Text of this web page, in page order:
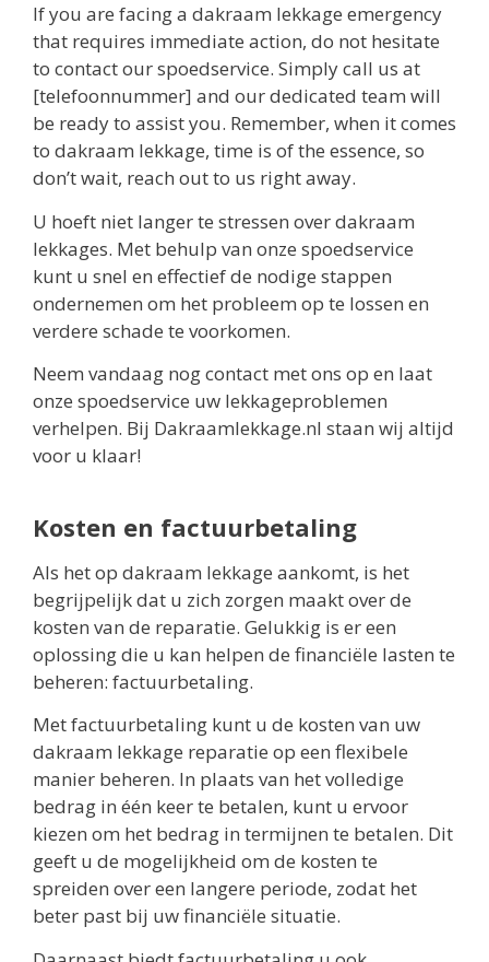
If you are facing a dakraam lekkage emergency
that requires immediate action, do not hesitate
to contact our spoedservice. Simply call us at
[telefoonnummer] and our dedicated team will
be ready to assist you. Remember, when it comes
to dakraam lekkage, time is of the essence, so
don’t wait, reach out to us right away.
U hoeft niet langer te stressen over dakraam
lekkages. Met behulp van onze spoedservice
kunt u snel en effectief de nodige stappen
ondernemen om het probleem op te lossen en
verdere schade te voorkomen.
Neem vandaag nog contact met ons op en laat
onze spoedservice uw lekkageproblemen
verhelpen. Bij Dakraamlekkage.nl staan wij altijd
voor u klaar!
Kosten en factuurbetaling
Als het op dakraam lekkage aankomt, is het
begrijpelijk dat u zich zorgen maakt over de
kosten van de reparatie. Gelukkig is er een
oplossing die u kan helpen de financiële lasten te
beheren: factuurbetaling.
Met factuurbetaling kunt u de kosten van uw
dakraam lekkage reparatie op een flexibele
manier beheren. In plaats van het volledige
bedrag in één keer te betalen, kunt u ervoor
kiezen om het bedrag in termijnen te betalen. Dit
geeft u de mogelijkheid om de kosten te
spreiden over een langere periode, zodat het
beter past bij uw financiële situatie.